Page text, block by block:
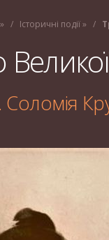
» Історичні події»
Соломія